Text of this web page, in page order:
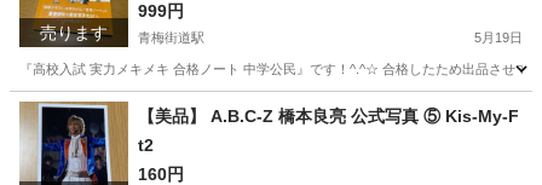
売ります
999円
青梅街道駅 5月19日
『高校入試 実力メキメキ 合格ノート 中学公民』です！^.^☆ 合格したため出品させ
東京 小平市 青梅街道駅 参考書 文英堂
【美品】 A.B.C-Z 橋本良亮 公式写真 ⑤ Kis-My-F
t2
160円